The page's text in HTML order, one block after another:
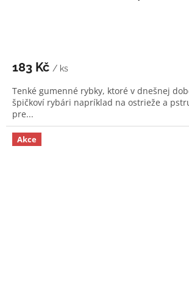
183 Kč / ks
Tenké gumenné rybky, ktoré v dnešnej
špičkoví rybári napríklad na ostrieže a
pre...
Akce